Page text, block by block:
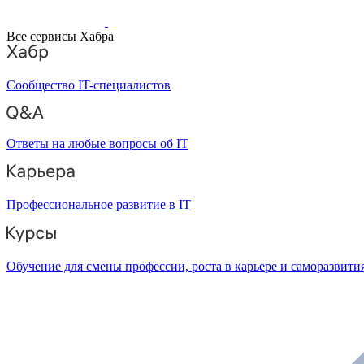
Все сервисы Хабра
Сообщество IT-специалистов
Ответы на любые вопросы об IT
Профессиональное развитие в IT
Обучение для смены профессии, роста в карьере и